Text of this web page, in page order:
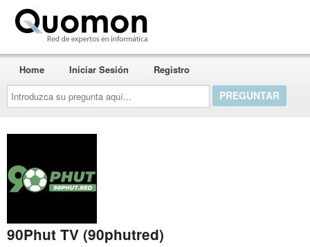
Introduzca
su
pregunta
aquí...
Home Iniciar Sesión Registro
90Phut TV (90phutred)